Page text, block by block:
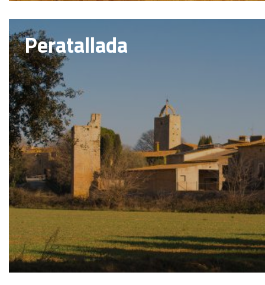
Peratallada